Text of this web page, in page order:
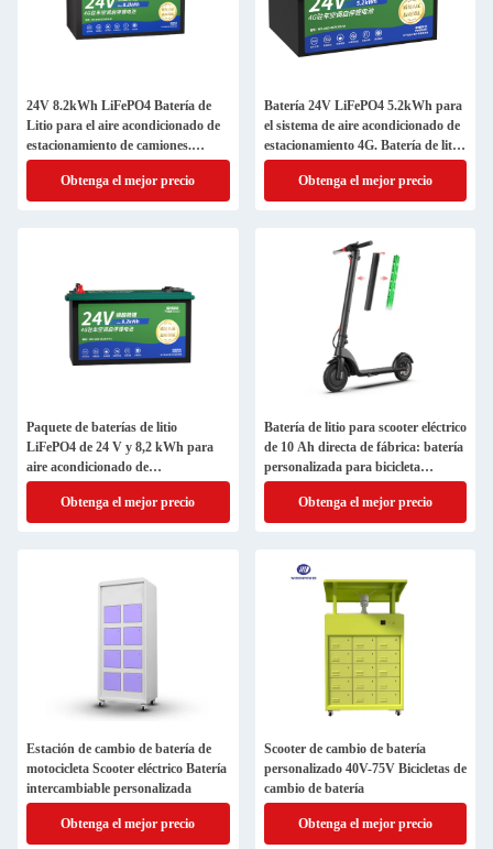
24V 8.2kWh LiFePO4 Batería de
Litio para el aire acondicionado de
estacionamiento de camiones.
Batería de arranque y parada de
314Ah.Obtenga el mejor precio
Batería 24V LiFePO4 5.2kWh para
el sistema de aire acondicionado de
estacionamiento 4G. Batería de litio
de alta seguridad para camiones.
Obtenga el mejor precio
Paquete de baterías de litio
LiFePO4 de 24 V y 8,2 kWh para
aire acondicionado de
estacionamiento de camiones |
Batería Start-Stop de alta
capacidad de 314 Ah | WD-AXD-
Obtenga el mejor precio
Batería de litio para scooter eléctrico
de 10 Ah directa de fábrica: batería
personalizada para bicicleta
eléctrica con vida útil de 1000 ciclos
Obtenga el mejor precio
Estación de cambio de batería de
motocicleta Scooter eléctrico Batería
intercambiable personalizada
Obtenga el mejor precio
Scooter de cambio de batería
personalizado 40V-75V Bicicletas de
cambio de batería
Obtenga el mejor precio